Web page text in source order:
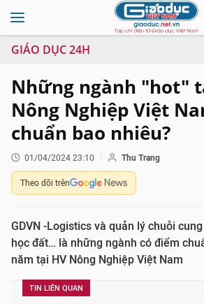
GIÁO DỤC 24H
Những ngành "hot"
Nông Nghiệp Việt
chuẩn bao nhiêu?
01/04/2024 23:10 Thu Trang
Theo dõi trên
GDVN -Logistics và quản lý chuỗi
học đất… là những ngành có điểm
năm tại HV Nông Nghiệp Việt Nam
TIN LIÊN QUAN